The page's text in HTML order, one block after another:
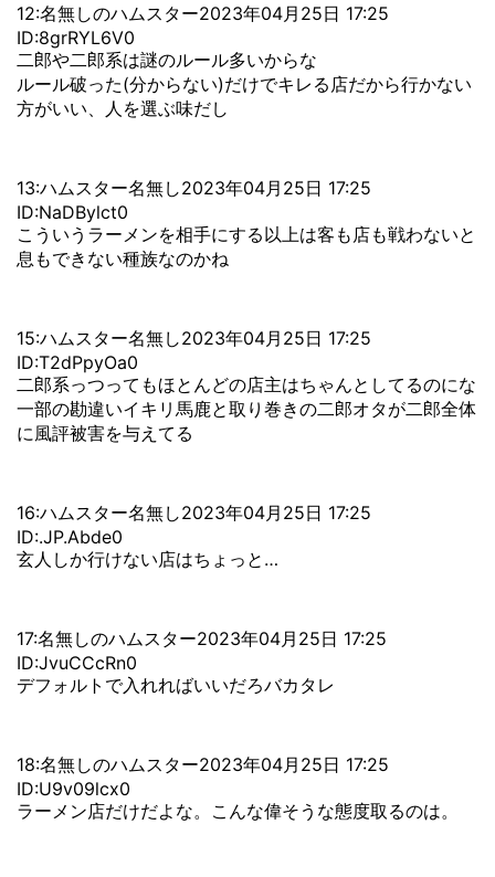
12:名無しのハムスター2023年04月25日 17:25
ID:8grRYL6V0
二郎や二郎系は謎のルール多いからな
ルール破った(分からない)だけでキレる店だから行かない
方がいい、人を選ぶ味だし
13:ハムスター名無し2023年04月25日 17:25
ID:NaDBylct0
こういうラーメンを相手にする以上は客も店も戦わないと
息もできない種族なのかね
15:ハムスター名無し2023年04月25日 17:25
ID:T2dPpyOa0
二郎系っつってもほとんどの店主はちゃんとしてるのにな
一部の勘違いイキリ馬鹿と取り巻きの二郎オタが二郎全体
に風評被害を与えてる
16:ハムスター名無し2023年04月25日 17:25
ID:.JP.Abde0
玄人しか行けない店はちょっと…
17:名無しのハムスター2023年04月25日 17:25
ID:JvuCCcRn0
デフォルトで入れればいいだろバカタレ
18:名無しのハムスター2023年04月25日 17:25
ID:U9v09lcx0
ラーメン店だけだよな。こんな偉そうな態度取るのは。